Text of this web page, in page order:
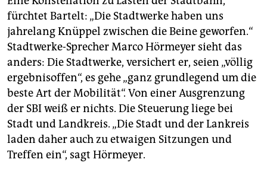
fürchtet Bartelt: „Die Stadtwerke haben uns
jahrelang Knüppel zwischen die Beine geworfen.“
Stadtwerke-Sprecher Marco Hörmeyer sieht das
anders: Die Stadtwerke, versichert er, seien „völlig
ergebnisoffen“, es gehe „ganz grundlegend um die
beste Art der Mobilität“. Von einer Ausgrenzung
der SBI weiß er nichts. Die Steuerung liege bei
Stadt und Landkreis. „Die Stadt und der Lankreis
laden daher auch zu etwaigen Sitzungen und
Treffen ein“, sagt Hörmeyer.